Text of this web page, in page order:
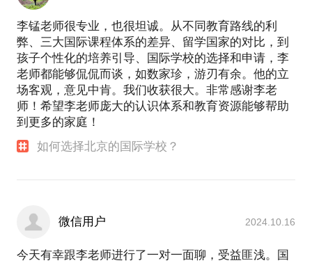
李锰老师很专业，也很坦诚。从不同教育路线的利
弊、三大国际课程体系的差异、留学国家的对比，到
孩子个性化的培养引导、国际学校的选择和申请，李
老师都能够侃侃而谈，如数家珍，游刃有余。他的立
场客观，意见中肯。我们收获很大。非常感谢李老
师！希望李老师庞大的认识体系和教育资源能够帮助
到更多的家庭！
如何选择北京的国际学校？
微信用户 2024.10.16
今天有幸跟李老师进行了一对一面聊，受益匪浅。国